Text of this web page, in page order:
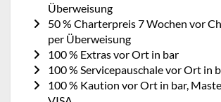
Überweisung
50 % Charterpreis 7 Wochen vor
per Überweisung
100 % Extras vor Ort in bar
100 % Servicepauschale vor Ort in
100 % Kaution vor Ort in bar,